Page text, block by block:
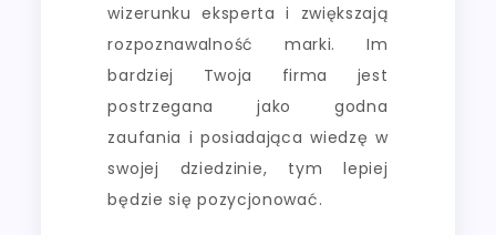
wizerunku eksperta i zwiększają
rozpoznawalność marki. Im
bardziej Twoja firma jest
postrzegana jako godna
zaufania i posiadająca wiedzę w
swojej dziedzinie, tym lepiej
będzie się pozycjonować.